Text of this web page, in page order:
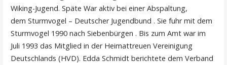
Wiking-Jugend. Späte War aktiv bei einer Abspaltung,
dem Sturmvogel – Deutscher Jugendbund . Sie fuhr mit dem
Sturmvogel 1990 nach Siebenbürgen . Bis zum Amt war im
Juli 1993 das Mitglied in der Heimattreuen Vereinigung
Deutschlands (HVD). Edda Schmidt berichtete dem Verband